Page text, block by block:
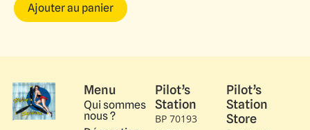
Ajouter au panier
Menu
Qui sommes
nous ?
Pilot’s
Station
BP 70193
Pilot’s
Station
Store